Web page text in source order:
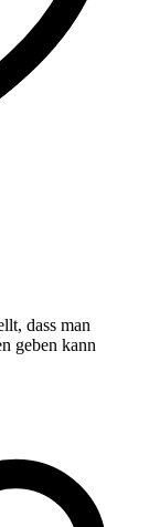
dass man
geben kann